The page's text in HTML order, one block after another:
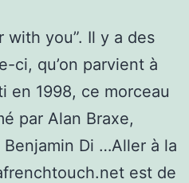
with you”. Il y a des
ci, qu’on parvient à
en 1998, ce morceau
par Alan Braxe,
Di …Aller à la
est de